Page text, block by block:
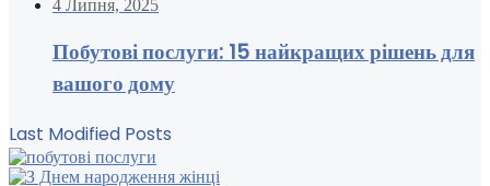
4 Липня, 2025
Побутові послуги: 15 найкращих рішень для
вашого дому
Last Modified Posts